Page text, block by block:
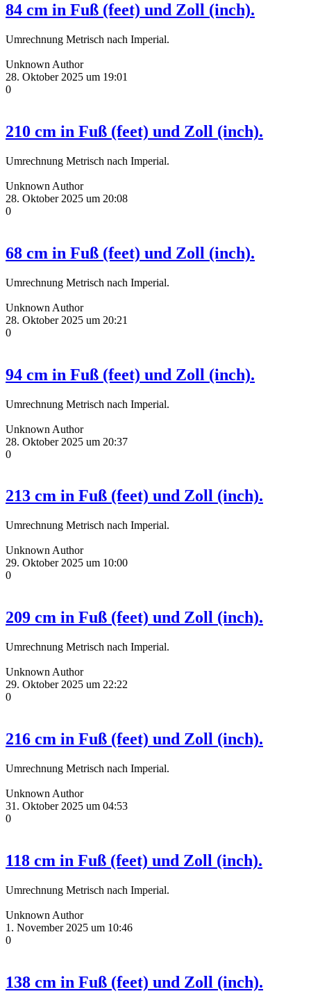
84 cm in Fuß (feet) und Zoll (inch).
Umrechnung Metrisch nach Imperial.
Unknown Author
28. Oktober 2025 um 19:01
0
210 cm in Fuß (feet) und Zoll (inch).
Umrechnung Metrisch nach Imperial.
Unknown Author
28. Oktober 2025 um 20:08
0
68 cm in Fuß (feet) und Zoll (inch).
Umrechnung Metrisch nach Imperial.
Unknown Author
28. Oktober 2025 um 20:21
0
94 cm in Fuß (feet) und Zoll (inch).
Umrechnung Metrisch nach Imperial.
Unknown Author
28. Oktober 2025 um 20:37
0
213 cm in Fuß (feet) und Zoll (inch).
Umrechnung Metrisch nach Imperial.
Unknown Author
29. Oktober 2025 um 10:00
0
209 cm in Fuß (feet) und Zoll (inch).
Umrechnung Metrisch nach Imperial.
Unknown Author
29. Oktober 2025 um 22:22
0
216 cm in Fuß (feet) und Zoll (inch).
Umrechnung Metrisch nach Imperial.
Unknown Author
31. Oktober 2025 um 04:53
0
118 cm in Fuß (feet) und Zoll (inch).
Umrechnung Metrisch nach Imperial.
Unknown Author
1. November 2025 um 10:46
0
138 cm in Fuß (feet) und Zoll (inch).